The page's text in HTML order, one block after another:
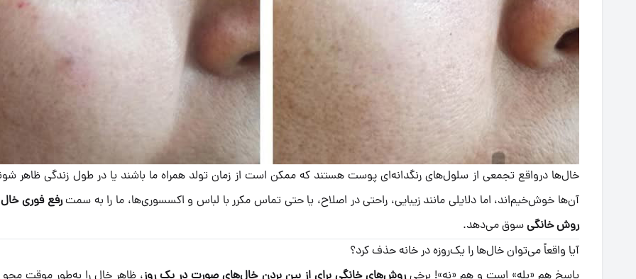
خال‌ها درواقع تجمعی از سلول‌های رنگدانه‌ای پوست هستند که ممکن است از زمان تولد همراه ما باشند یا در طول زندگی ظاهر
آن‌ها خوش‌خیم‌اند، اما دلایلی مانند زیبایی، راحتی در اصلاح، یا حتی تماس مکرر با لباس و اکسسوری‌ها، ما را به سمترفع فوری
روش خانگیسوق می‌دهد.
آیا واقعاً می‌توان خال‌ها را یک‌روزه در خانه حذف کرد؟